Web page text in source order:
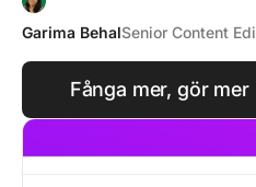
Garima BehalSenior Content
Fånga mer, gör